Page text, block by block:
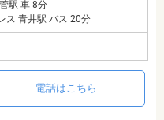
駅 車 8分
ス 青井駅 バス 20分
電話はこちら